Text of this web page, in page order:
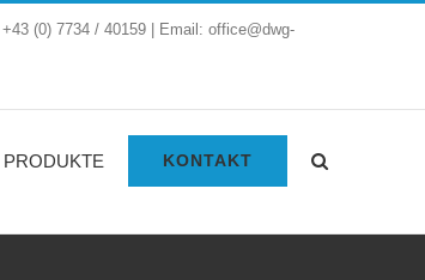
(0) 7734 / 40159 | Email: office@dwg-
PRODUKTE KONTAKT